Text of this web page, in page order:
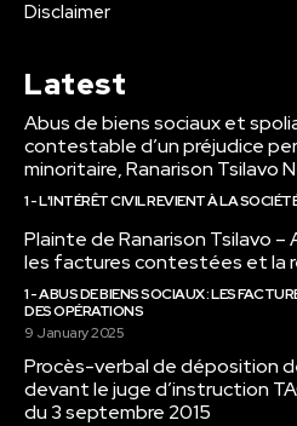
Disclaimer
Latest
Abus de biens sociaux et
contestable d’un préjudice
minoritaire, Ranarison Tsilavo
1 - L'INTÉRÊT CIVIL REVIENT À LA
Plainte de Ranarison Tsilavo –
les factures contestées et la
1 - ABUS DE BIENS SOCIAUX : LES
DES OPÉRATIONS
9 January 2025
Procès-verbal de déposition
devant le juge d’instruction
du 3 septembre 2015